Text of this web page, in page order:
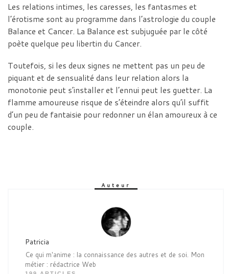
Les relations intimes, les caresses, les fantasmes et
l’érotisme sont au programme dans l’astrologie du couple
Balance et Cancer. La Balance est subjuguée par le côté
poète quelque peu libertin du Cancer.
Toutefois, si les deux signes ne mettent pas un peu de
piquant et de sensualité dans leur relation alors la
monotonie peut s’installer et l’ennui peut les guetter. La
flamme amoureuse risque de s’éteindre alors qu’il suffit
d’un peu de fantaisie pour redonner un élan amoureux à ce
couple.
Auteur
Patricia
Ce qui m'anime : la connaissance des autres et de soi. Mon
métier : rédactrice Web